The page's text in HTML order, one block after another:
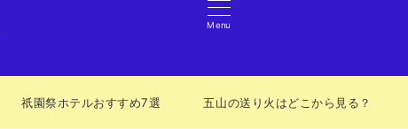
Menu
祇園祭ホテルおすすめ7選 五山の送り火はどこから見る？